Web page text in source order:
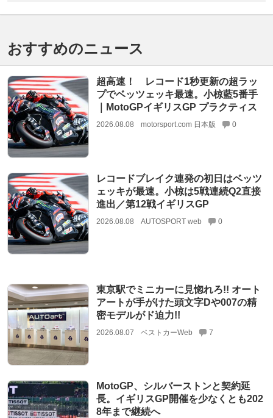
おすすめのニュース
超高速！ レコード1秒更新の超ラッ
プでベッツェッキ最速。小椋藍5番手
｜MotoGPイギリスGP プラクティス
2026.08.08 motorsport.com 日本版 0
レコードブレイク連発の初日はベッツ
ェッキが最速。小椋は5戦連続Q2直接
進出／第12戦イギリスGP
2026.08.08 AUTOSPORT web 0
東京駅でミニカーに見惚れろ!! オート
アートが手がけた頭文字Dや007の精
密モデルがド迫力!!
2026.08.07 ベストカーWeb 7
MotoGP、シルバーストンと契約延
長。イギリスGP開催を少なくとも202
8年まで継続へ